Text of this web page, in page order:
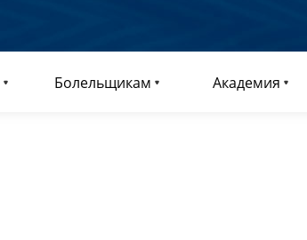
Болельщикам Академия